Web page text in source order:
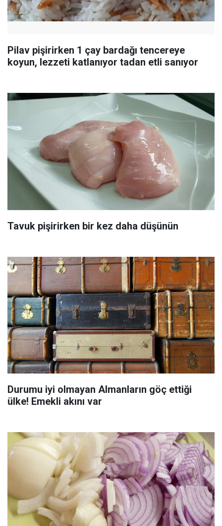
Pilav pişirirken 1 çay bardağı tencereye
koyun, lezzeti katlanıyor tadan etli sanıyor
Tavuk pişirirken bir kez daha düşünün
Durumu iyi olmayan Almanların göç ettiği
ülke! Emekli akını var